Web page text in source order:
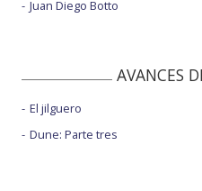
Juan Diego Botto
AVANCES
El jilguero
Dune: Parte tres